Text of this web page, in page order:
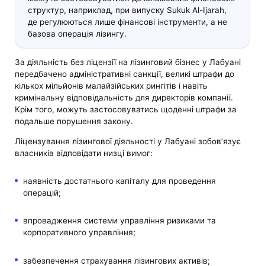
структур, наприклад, при випуску Sukuk Al-Ijarah,
де регулюються лише фінансові інструменти, а не
базова операція лізингу.
За діяльність без ліцензії на лізинговий бізнес у Лабуані
передбачено адміністративні санкції, великі штрафи до
кількох мільйонів малайзійських рингітів і навіть
кримінальну відповідальність для директорів компанії.
Крім того, можуть застосовуватись щоденні штрафи за
подальше порушення закону.
Ліцензування лізингової діяльності у Лабуані зобов’язує
власників відповідати низці вимог:
наявність достатнього капіталу для проведення
операцій;
впровадження системи управління ризиками та
корпоративного управління;
забезпечення страхування лізингових активів;